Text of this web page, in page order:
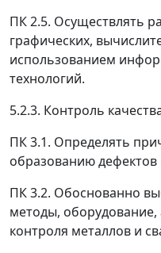
ПК 2.5. Осуществлять
графических,
использованием
технологий.
5.2.3. Контроль
ПК 3.1. Определять
образованию дефектов
ПК 3.2. Обоснованно
методы,
контроля металлов и